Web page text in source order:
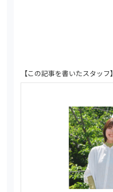
【この記事を書いたスタッフ】